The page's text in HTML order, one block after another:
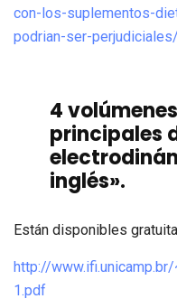
con-los-suplementos-
podrian-ser-perjudiciales/
4
principales
inglés».
Están disponibles
http://
1.pdf